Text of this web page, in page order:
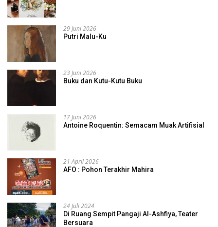
29 Juni 2026
Putri Malu-Ku
23 Juni 2026
Buku dan Kutu-Kutu Buku
17 Juni 2026
Antoine Roquentin: Semacam Muak Artifisial
21 April 2026
AFO : Pohon Terakhir Mahira
24 Juli 2024
Di Ruang Sempit Pangaji Al-Ashfiya, Teater
Bersuara